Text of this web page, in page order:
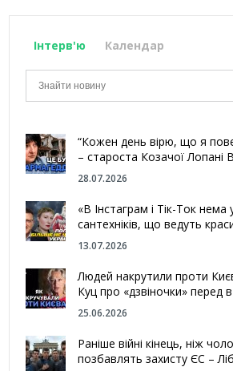
Інтерв'ю Календар
“Кожен день вірю, що я
– староста Козачої Лопані
28.07.2026
«В Інстаграм і Тік-Ток нема
сантехніків, що ведуть
13.07.2026
Людей накрутили проти
Куц про «дзвіночки» перед
25.06.2026
Раніше війні кінець, ніж
позбавлять захисту ЄС –